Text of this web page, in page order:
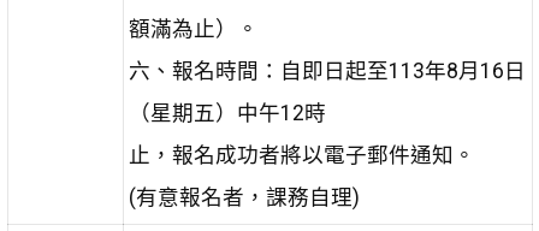
額滿為止）。
六、報名時間：自即日起至113年8月16日
（星期五）中午12時
止，報名成功者將以電子郵件通知。
(有意報名者，課務自理)